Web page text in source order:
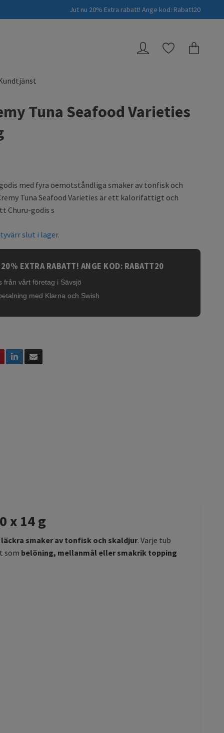
Jut nu 20% Extra rabatt! Ange kod: Rabatt20
Tuna Seafood Varieties
med fyra oemotståndliga smaker av tonfisk och
Tuna Seafood Varieties är ett kalorifattigt och
Churu-godis s
slut i lager.
EXTRA RABATT! ANGE KOD: RABATT20
från vårt företag i Sävsjö
med Klarna och Swish
x 14 g
smaker av tonfisk och skaldjur. Varje tub
som belöning, mellanmål eller smakrik topping